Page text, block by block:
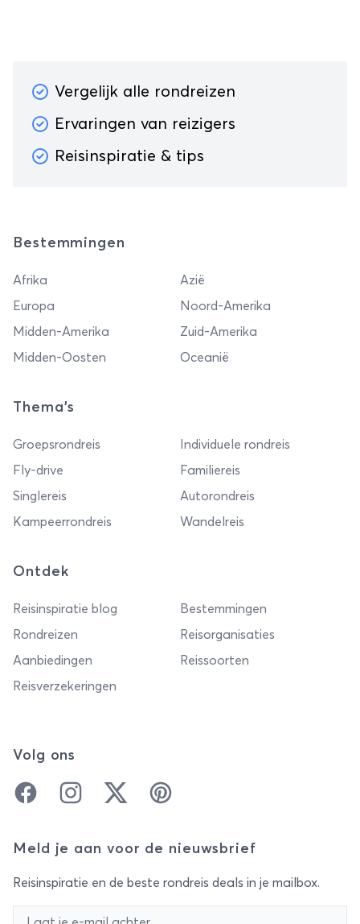
Vergelijk alle rondreizen
Ervaringen van reizigers
Reisinspiratie & tips
Bestemmingen
Afrika
Azië
Europa
Noord-Amerika
Midden-Amerika
Zuid-Amerika
Midden-Oosten
Oceanië
Thema's
Groepsrondreis
Individuele rondreis
Fly-drive
Familiereis
Singlereis
Autorondreis
Kampeerrondreis
Wandelreis
Ontdek
Reisinspiratie blog
Bestemmingen
Rondreizen
Reisorganisaties
Aanbiedingen
Reissoorten
Reisverzekeringen
Volg ons
FacebookInstagramTwitter Pinterest
Meld je aan voor de nieuwsbrief
Reisinspiratie en de beste rondreis deals in je mailbox.